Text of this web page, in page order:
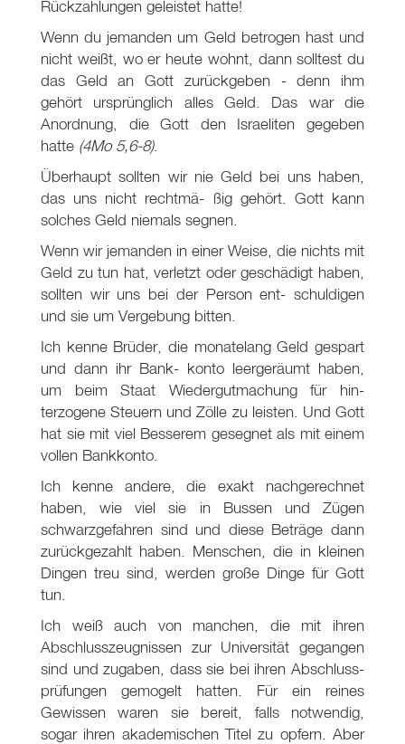
Rückzahlungen geleistet hatte!
Wenn du jemanden um Geld betrogen hast und
nicht weißt, wo er heute wohnt, dann solltest du
das Geld an Gott zurückgeben - denn ihm
gehört ursprünglich alles Geld. Das war die
Anordnung, die Gott den Israeliten gegeben
hatte (4Mo 5,6-8).
Überhaupt sollten wir nie Geld bei uns haben,
das uns nicht rechtmä- ßig gehört. Gott kann
solches Geld niemals segnen.
Wenn wir jemanden in einer Weise, die nichts mit
Geld zu tun hat, verletzt oder geschädigt haben,
sollten wir uns bei der Person ent- schuldigen
und sie um Vergebung bitten.
Ich kenne Brüder, die monatelang Geld gespart
und dann ihr Bank- konto leergeräumt haben,
um beim Staat Wiedergutmachung für hin-
terzogene Steuern und Zölle zu leisten. Und Gott
hat sie mit viel Besserem gesegnet als mit einem
vollen Bankkonto.
Ich kenne andere, die exakt nachgerechnet
haben, wie viel sie in Bussen und Zügen
schwarzgefahren sind und diese Beträge dann
zurückgezahlt haben. Menschen, die in kleinen
Dingen treu sind, werden große Dinge für Gott
tun.
Ich weiß auch von manchen, die mit ihren
Abschlusszeugnissen zur Universität gegangen
sind und zugaben, dass sie bei ihren Abschluss-
prüfungen gemogelt hatten. Für ein reines
Gewissen waren sie bereit, falls notwendig,
sogar ihren akademischen Titel zu opfern. Aber